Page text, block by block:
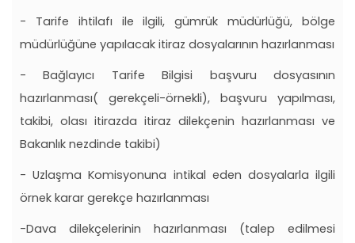
- Tarife ihtilafı ile ilgili, gümrük müdürlüğü, bölge
müdürlüğüne yapılacak itiraz dosyalarının hazırlanması
- Bağlayıcı Tarife Bilgisi başvuru dosyasının
hazırlanması( gerekçeli-örnekli), başvuru yapılması,
takibi, olası itirazda itiraz dilekçenin hazırlanması ve
Bakanlık nezdinde takibi)
- Uzlaşma Komisyonuna intikal eden dosyalarla ilgili
örnek karar gerekçe hazırlanması
-Dava dilekçelerinin hazırlanması (talep edilmesi